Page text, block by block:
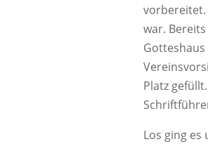
vorbereitet.
war.
Platz
Los ging